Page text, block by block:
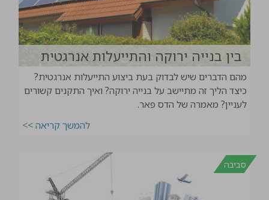
בין בנייה ירוקה והתייעלות אנרגטית
מהם הדברים שיש לבדוק בעת ביצוע התייעלות אנרגטית?
כיצד הליך זה מתיישב על בנייה ירוקה? ואיך התקנים קשורים
לעניין? מאמרה של הדס פאר.
להמשך קריאה >>
סביבה